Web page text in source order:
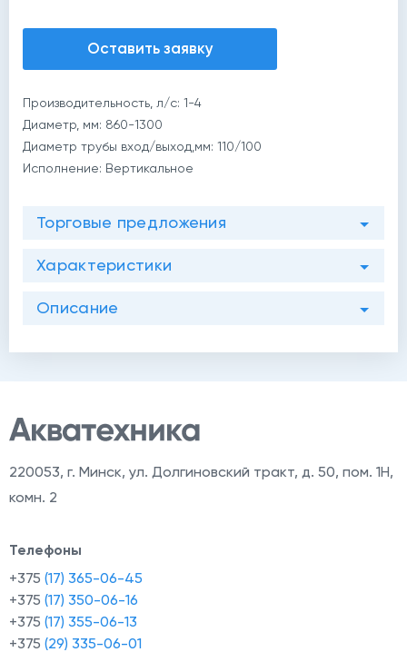
Оставить заявку
Производительность, л/c: 1-4
Диаметр, мм: 860-1300
Диаметр трубы вход/выход,мм: 110/100
Исполнение: Вертикальное
Торговые предложения
Характеристики
Описание
220053, г. Минск, ул. Долгиновский тракт, д. 50, пом. 1Н,
комн. 2
Телефоны
+375 (17) 365-06-45
+375 (17) 350-06-16
+375 (17) 355-06-13
+375 (29) 335-06-01